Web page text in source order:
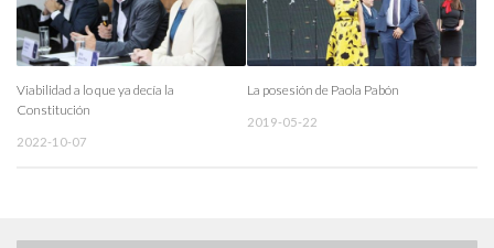
Viabilidad a lo que ya decía la
Constitución
2022-10-07
La posesión de Paola Pabón
2019-05-22